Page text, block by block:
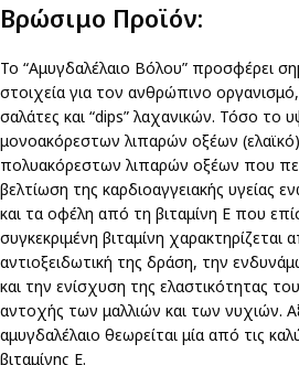
Βρώσιμο Προϊόν:
Το “Αμυγδαλέλαιο Βόλου” προσφέρει
στοιχεία για τον ανθρώπινο
σαλάτες και “dips” λαχανικών. Τόσο το
μονοακόρεστων λιπαρών οξέων
πολυακόρεστων λιπαρών οξέων που
βελτίωση της καρδιοαγγειακής υγείας
και τα οφέλη από τη βιταμίνη Ε που
συγκεκριμένη βιταμίνη χαρακτηρίζεται
αντιοξειδωτική της δράση, την
και την ενίσχυση της ελαστικότητας
αντοχής των μαλλιών και των νυχιών.
αμυγδαλέλαιο θεωρείται μία από τις
βιταμίνης Ε.